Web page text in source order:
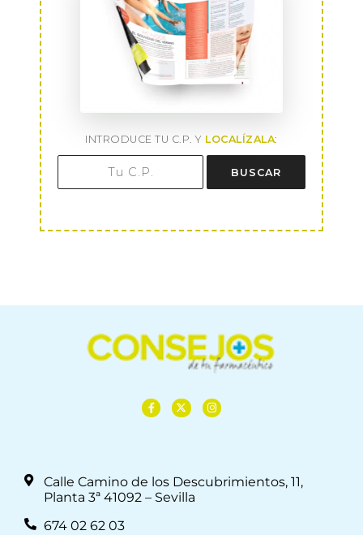
INTRODUCE TU C.P. Y LOCALÍZALA:
BUSCAR
Calle Camino de los Descubrimientos, 11,
Planta 3ª 41092 – Sevilla
674 02 62 03